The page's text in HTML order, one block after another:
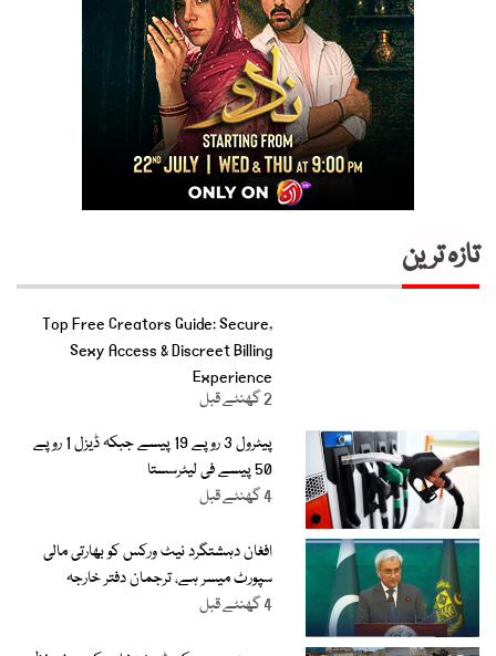
تازہ ترین
Top Free Creators Guide: Secure,
Sexy Access & Discreet Billing
Experience
2 گھنٹے قبل
پیٹرول 3 روپے 19 پیسے جبکہ ڈیزل 1 روپے
50 پیسے فی لیٹرسستا
4 گھنٹے قبل
افغان دہشتگرد نیٹ ورکس کو بھارتی مالی
سپورٹ میسر ہے، ترجمان دفتر خارجہ
4 گھنٹے قبل